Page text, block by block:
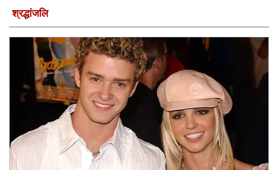
श्रद्धांजलि